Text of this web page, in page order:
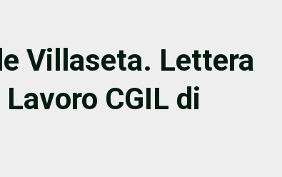
Villaseta. Lettera
CGIL di